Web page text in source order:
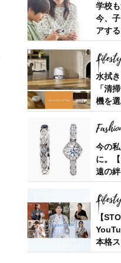
学校
今、
アす
水拭
「清
機を
2
今の
に。
遠の
ルフ
【
本格